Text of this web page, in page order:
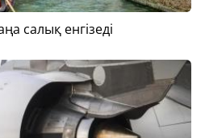
салық енгізеді